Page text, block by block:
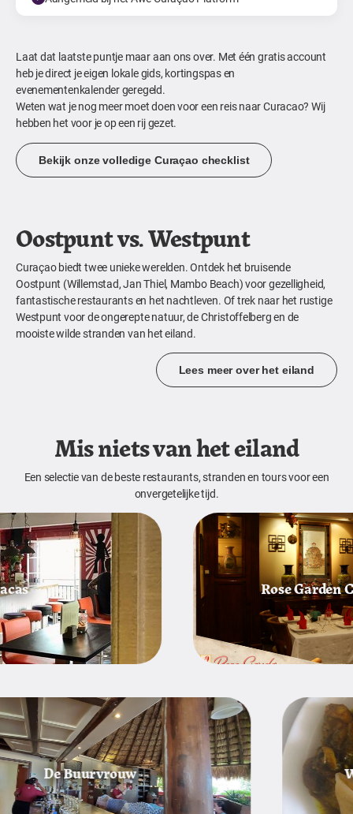
Laat dat laatste puntje maar aan ons over. Met één gratis account
heb je direct je eigen lokale gids, kortingspas en
evenementenkalender geregeld.
Weten wat je nog meer moet doen voor een reis naar Curacao? Wij
hebben het voor je op een rij gezet.
Bekijk onze volledige Curaçao checklist
Oostpunt vs. Westpunt
Curaçao biedt twee unieke werelden. Ontdek het bruisende
Oostpunt (Willemstad, Jan Thiel, Mambo Beach) voor gezelligheid,
fantastische restaurants en het nachtleven. Of trek naar het rustige
Westpunt voor de ongerepte natuur, de Christoffelberg en de
mooiste wilde stranden van het eiland.
Lees meer over het eiland
Mis niets van het eiland
Een selectie van de beste restaurants, stranden en tours voor een
onvergetelijke tijd.
Rose Garden
De Buurvrouw